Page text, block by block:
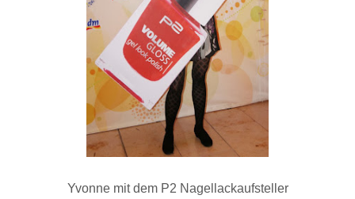
Yvonne mit dem P2 Nagellackaufsteller